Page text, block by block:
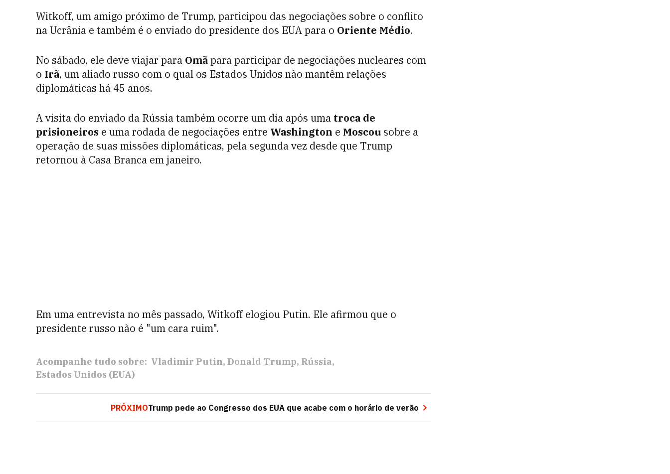
Witkoff, um amigo próximo de Trump, participou das negociações sobre o conflito
na Ucrânia e também é o enviado do presidente dos EUA para o Oriente Médio.
No sábado, ele deve viajar para Omãpara participar de negociações nucleares com
o Irã, um aliado russo com o qual os Estados Unidos não mantêm relações
diplomáticas há 45 anos.
A visita do enviado da Rússia também ocorre um dia após uma troca de
prisioneiros e uma rodada de negociações entre Washington e Moscou sobre a
operação de suas missões diplomáticas, pela segunda vez desde que Trump
retornou à Casa Branca em janeiro.
Em uma entrevista no mês passado, Witkoff elogiou Putin. Ele afirmou que o
presidente russo não é "um cara ruim".
Acompanhe tudo sobre: Vladimir Putin Donald Trump Rússia
Estados Unidos (EUA)
PRÓXIMOTrump pede ao Congresso dos EUA que acabe com o horário de verão